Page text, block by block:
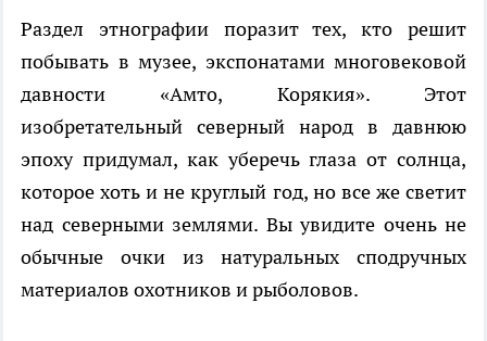
Раздел этнографии поразит тех, кто решит
побывать в музее, экспонатами многовековой
давности «Амто, Корякия». Этот
изобретательный северный народ в давнюю
эпоху придумал, как уберечь глаза от солнца,
которое хоть и не круглый год, но все же светит
над северными землями. Вы увидите очень не
обычные очки из натуральных сподручных
материалов охотников и рыболовов.